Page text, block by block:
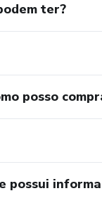
ter?
posso
possui